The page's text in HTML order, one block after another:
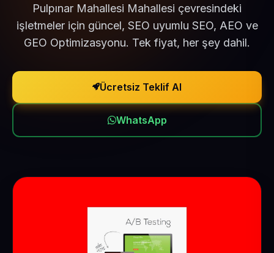
Pulpınar Mahallesi Mahallesi çevresindeki
işletmeler için güncel, SEO uyumlu SEO, AEO ve
GEO Optimizasyonu. Tek fiyat, her şey dahil.
Ücretsiz Teklif Al
WhatsApp